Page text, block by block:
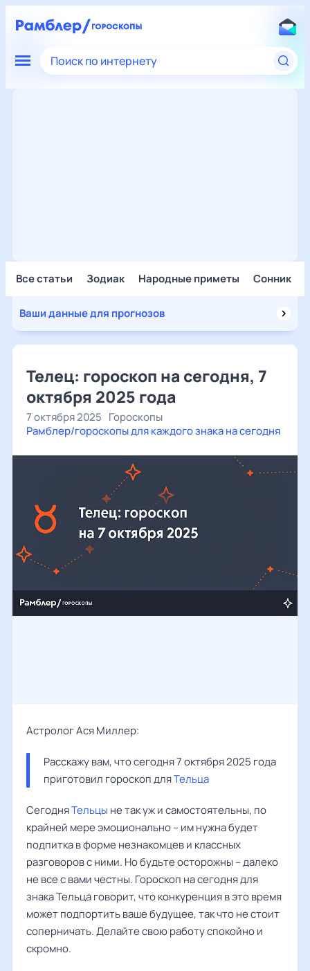
Поиск по интернету
Все статьи Зодиак Народные приметы Сонник
Ваши данные для прогнозов
Телец: гороскоп на сегодня, 7
октября 2025 года
7 октября 2025 Гороскопы
Рамблер/гороскопы для каждого знака на сегодня
Астролог Ася Миллер:
Расскажу вам, что сегодня 7 октября 2025 года
приготовил гороскоп для Тельца
СегодняТельцы не так уж и самостоятельны, по
крайней мере эмоционально – им нужна будет
подпитка в форме незнакомцев и классных
разговоров с ними. Но будьте осторожны – далеко
не все с вами честны. Гороскоп на сегодня для
знака Тельца говорит, что конкуренция в это время
может подпортить ваше будущее, так что не стоит
соперничать. Делайте свою работу спокойно и
скромно.